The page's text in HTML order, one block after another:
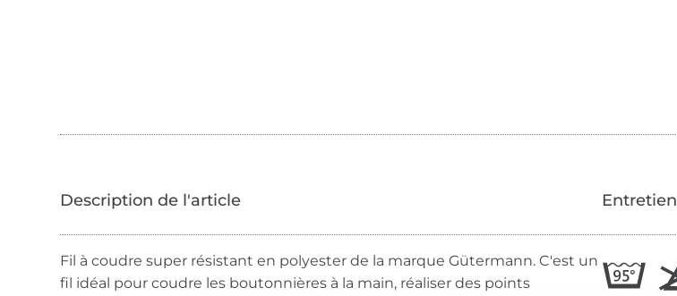
Fil à coudre super résistant en polyester de la marque Gütermann. C'est un
fil idéal pour coudre les boutonnières à la main, réaliser des points
Entretien